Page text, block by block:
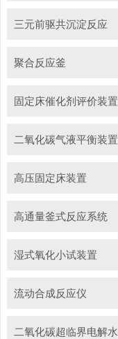
三元前驱共沉淀反应
聚合反应釜
固定床催化剂评价装置
二氧化碳气液平衡装置
高压固定床装置
高通量釜式反应系统
湿式氧化小试装置
流动合成反应仪